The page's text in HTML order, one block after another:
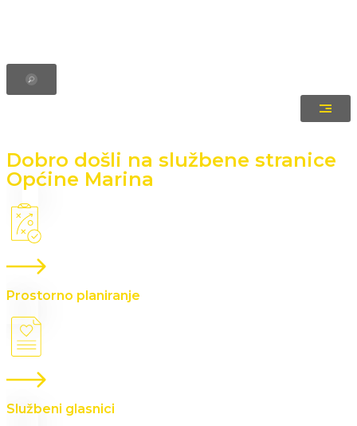
Dobro došli na službene stranice
Općine Marina
Prostorno planiranje
Službeni glasnici